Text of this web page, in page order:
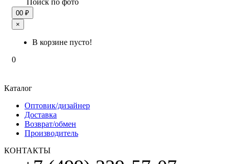
00 ₽
×
В корзине пусто!
0
Каталог
Оптовик/дизайнер
Доставка
Возврат/обмен
Производитель
КОНТАКТЫ